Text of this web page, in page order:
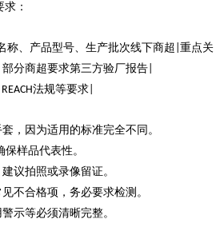
：
称、产品型号、生产批次线下商超 重点关
部分商超要求第三方验厂报告
REACH法规等要求
，因为适用的标准完全不同。
保样品代表性。
议拍照或录像留证。
不合格项，务必要求检测。
示等必须清晰完整。